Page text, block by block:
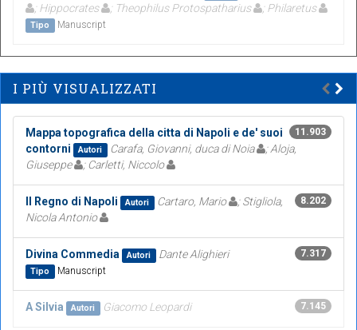
; Hippocrates
; Theophilus Protospatharius ; Philaretus
Tipo Manuscript
I PIÙ VISUALIZZATI
11.903
Mappa topografica della citta di Napoli e de' suoi
contorni
Autori Carafa, Giovanni, duca di Noia
; Aloja,
Giuseppe
; Carletti, Niccolo
8.202
Il Regno di Napoli Autori Cartaro, Mario
; Stigliola,
Nicola Antonio
7.317
Divina Commedia Autori Dante Alighieri
Tipo Manuscript
7.145
A Silvia Autori Giacomo Leopardi